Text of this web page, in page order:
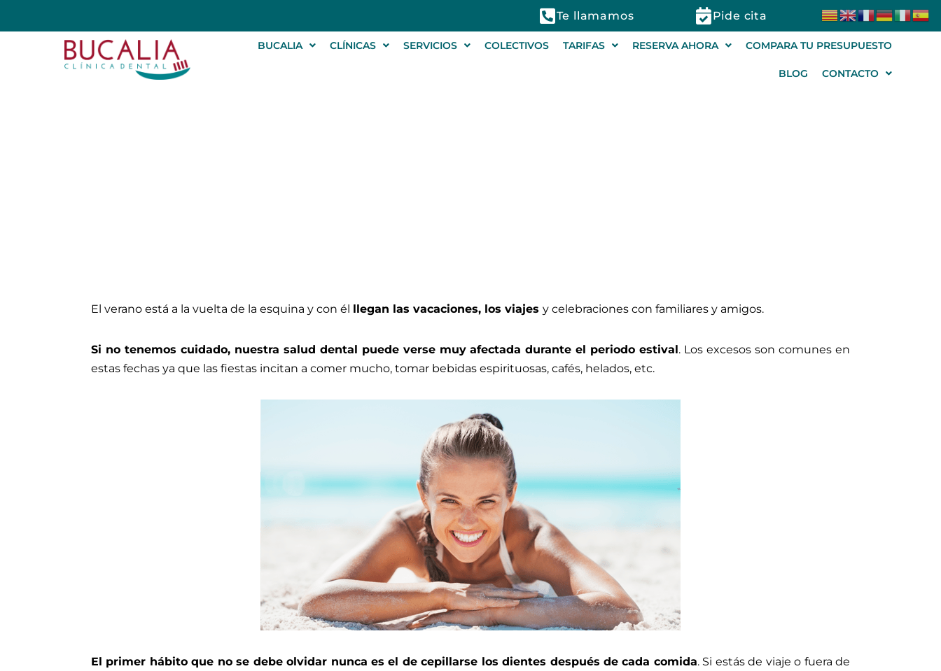
Te llamamos Pide cita
BUCALIA CLÍNICAS SERVICIOS COLECTIVOS TARIFAS RESERVA AHORA COMPARA TU PRESUPUESTO
BLOG CONTACTO
El verano está a la vuelta de la esquina y con él llegan las vacaciones, los viajes y celebraciones con familiares y amigos.
Si no tenemos cuidado, nuestra salud dental puede verse muy afectada durante el periodo estival. Los excesos son comunes en
estas fechas ya que las fiestas incitan a comer mucho, tomar bebidas espirituosas, cafés, helados, etc.
El primer hábito que no se debe olvidar nunca es el de cepillarse los dientes después de cada comida. Si estás de viaje o fuera de